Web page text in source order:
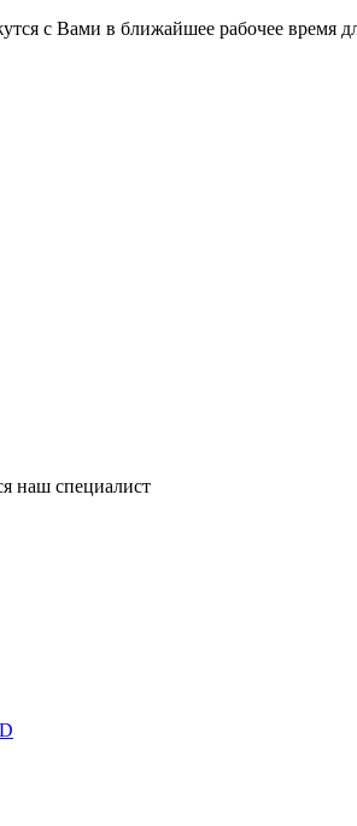
с Вами в ближайшее рабочее время
наш специалист